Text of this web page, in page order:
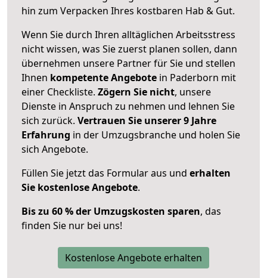
hin zum Verpacken Ihres kostbaren Hab & Gut.
Wenn Sie durch Ihren alltäglichen Arbeitsstress
nicht wissen, was Sie zuerst planen sollen, dann
übernehmen unsere Partner für Sie und stellen
Ihnen kompetente Angebote in Paderborn mit
einer Checkliste. Zögern Sie nicht, unsere
Dienste in Anspruch zu nehmen und lehnen Sie
sich zurück. Vertrauen Sie unserer 9 Jahre
Erfahrung in der Umzugsbranche und holen Sie
sich Angebote.
Füllen Sie jetzt das Formular aus und erhalten
Sie kostenlose Angebote.
Bis zu 60 % der Umzugskosten sparen, das
finden Sie nur bei uns!
Kostenlose Angebote erhalten